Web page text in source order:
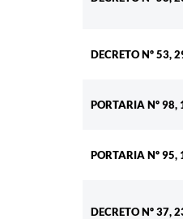
DECRETO Nº 53,
PORTARIA Nº 98,
PORTARIA Nº 95,
DECRETO Nº 37,